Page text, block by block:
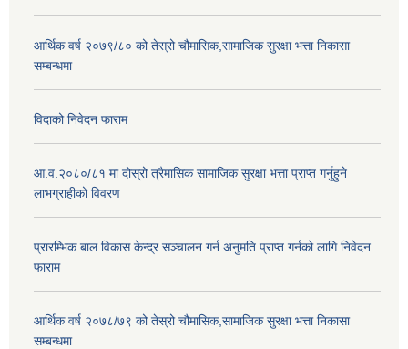
आर्थिक वर्ष २०७९/८० को तेस्रो चौमासिक,सामाजिक सुरक्षा भत्ता निकासा
सम्बन्धमा
विदाको निवेदन फाराम
आ.व.२०८०/८१ मा दोस्रो त्रैमासिक सामाजिक सुरक्षा भत्ता प्राप्त गर्नुहुने
लाभग्राहीको विवरण
प्रारम्भिक बाल विकास केन्द्र सञ्चालन गर्न अनुमति प्राप्त गर्नको लागि निवेदन
फाराम
आर्थिक वर्ष २०७८/७९ को तेस्रो चौमासिक,सामाजिक सुरक्षा भत्ता निकासा
सम्बन्धमा